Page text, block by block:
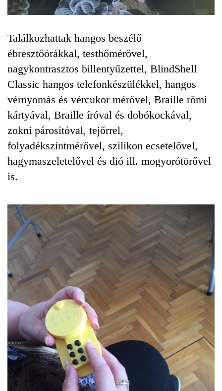
Találkozhattak hangos beszélő
ébresztőórákkal, testhőmérővel,
nagykontrasztos billentyűzettel, BlindShell
Classic hangos telefonkészülékkel, hangos
vérnyomás és vércukor mérővel, Braille römi
kártyával, Braille íróval és dobókockával,
zokni párosítóval, tejőrrel,
folyadékszintmérővel, szilikon ecsetelővel,
hagymaszeletelővel és dió ill. mogyorótörővel
is.